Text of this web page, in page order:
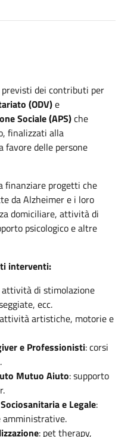
dei contributi per
(ODV)e
Sociale (APS)che
finalizzati alla
favore delle persone
finanziare progetti che
da Alzheimer e i loro
domiciliare, attività di
psicologico e altre
interventi:
attività di stimolazione
ecc.
artistiche, motorie e
e Professionisti: corsi
Mutuo Aiuto: supporto
e Legale:
amministrative.
: pet therapy,